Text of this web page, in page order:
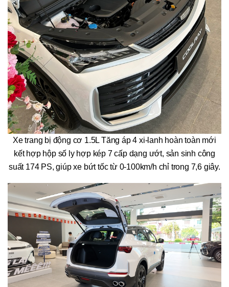
Xe trang bị động cơ 1.5L Tăng áp 4 xi-lanh hoàn toàn mới
kết hợp hộp số ly hợp kép 7 cấp dạng ướt, sản sinh công
suất 174 PS, giúp xe bứt tốc từ 0-100km/h chỉ trong 7,6 giây.